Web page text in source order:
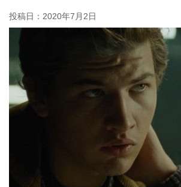
投稿日： 2020年7月2日